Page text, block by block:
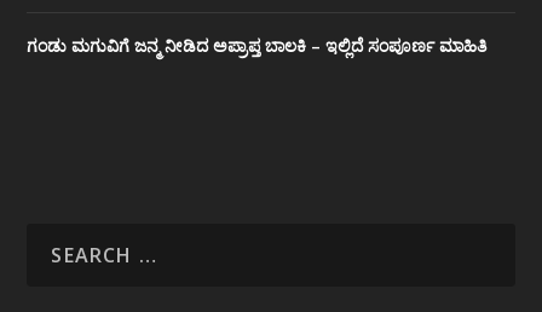
ಗಂಡು ಮಗುವಿಗೆ ಜನ್ಮ ನೀಡಿದ ಅಪ್ರಾಪ್ತ ಬಾಲಕಿ – ಇಲ್ಲಿದೆ ಸಂಪೂರ್ಣ ಮಾಹಿತಿ